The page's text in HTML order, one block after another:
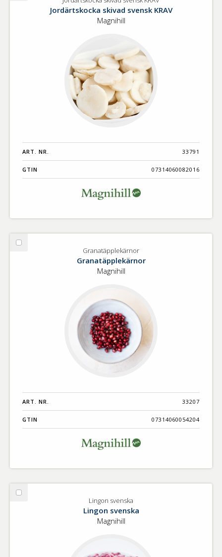
Jordärtskocka
Jordärtskocka skivad svensk KRAV
Magnihill
ART. NR. 33791
GTIN 07314060082016
Välj
Granatäpplekärnor
Granatäpplekärnor
Magnihill
ART. NR. 33207
GTIN 07314060054204
Välj
Lingon svenska
Lingon svenska
Magnihill